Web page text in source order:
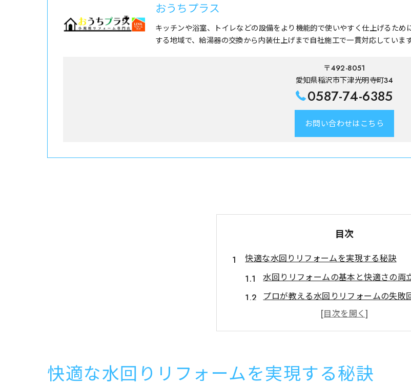
おうちプラス
キッチンや浴室、トイレなどの設備をより機能的で使いやすく仕上げるた
する地域で、給湯器の交換から内装仕上げまで自社施工で一貫対応しています
〒492-8051
愛知県稲沢市下津光明寺町34
0587-74-6385
お問い合わせはこちら
目次
快適な水回りリフォームを実現する秘訣
水回りリフォームの基本と快適さの両
プロが教える水回りリフォームの失敗
水回りリフォームで重視したい設備選
長く使える水回りリフォームのポイン
省エネ重視の給湯器選び最前線とは
快適な水回りリフォームを実現する秘訣